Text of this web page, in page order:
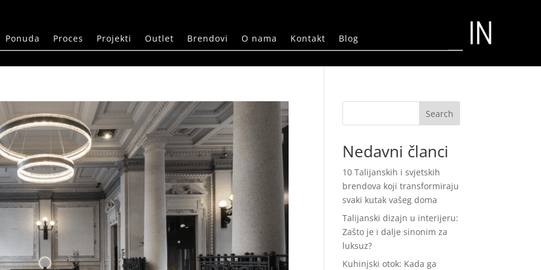
Ponuda Proces Projekti Outlet Brendovi O nama Kontakt Blog
Search
Nedavni članci
10 Talijanskih i svjetskih
brendova koji transformiraju
svaki kutak vašeg doma
Talijanski dizajn u interijeru:
Zašto je i dalje sinonim za
luksuz?
Kuhinjski otok: Kada ga